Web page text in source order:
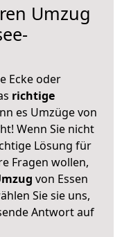
Umzug
Ecke oder
richtige
es Umzüge von
Wenn Sie nicht
Lösung für
Fragen wollen,
von Essen
Sie sie uns,
Antwort auf